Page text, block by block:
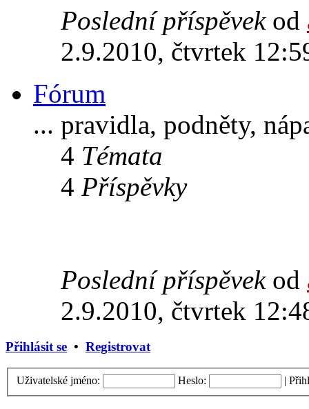
Poslední příspěvekod
2.9.2010, čtvrtek
Fórum
... pravidla, podněty,
4 Témata
4 Příspěvky
Poslední příspěvekod
2.9.2010, čtvrtek
Přihlásit se • Registrovat
Uživatelské jméno: Heslo: |